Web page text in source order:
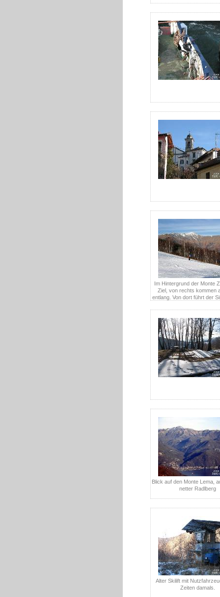
Im Hintergrund der Monte
Ziel, von rechts kommen
entlang. Von dort führt der
hinab in das Tal.
Blick auf den Monte Lema,
netter Radlberg
Alter Skilift mit
Zeiten damals.